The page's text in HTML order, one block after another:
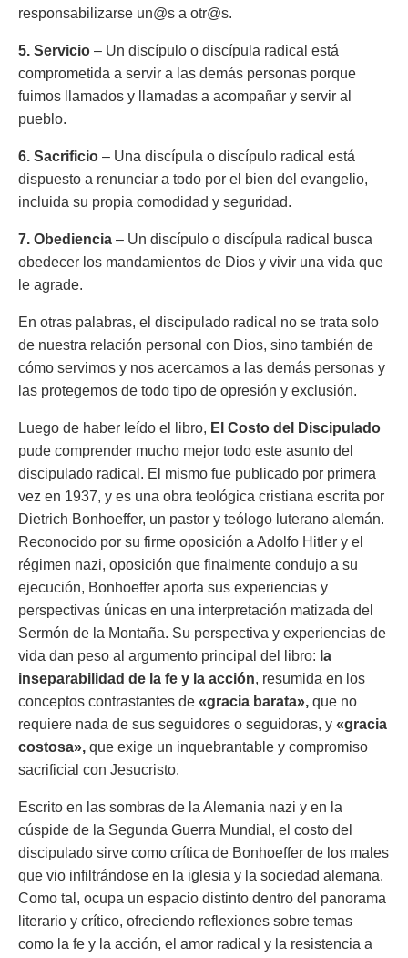
responsabilizarse un@s a otr@s.
5. Servicio – Un discípulo o discípula radical está
comprometida a servir a las demás personas porque
fuimos llamados y llamadas a acompañar y servir al
pueblo.
6. Sacrificio – Una discípula o discípulo radical está
dispuesto a renunciar a todo por el bien del evangelio,
incluida su propia comodidad y seguridad.
7. Obediencia – Un discípulo o discípula radical busca
obedecer los mandamientos de Dios y vivir una vida que
le agrade.
En otras palabras, el discipulado radical no se trata solo
de nuestra relación personal con Dios, sino también de
cómo servimos y nos acercamos a las demás personas y
las protegemos de todo tipo de opresión y exclusión.
Luego de haber leído el libro, El Costo del Discipulado
pude comprender mucho mejor todo este asunto del
discipulado radical. El mismo fue publicado por primera
vez en 1937, y es una obra teológica cristiana escrita por
Dietrich Bonhoeffer, un pastor y teólogo luterano alemán.
Reconocido por su firme oposición a Adolfo Hitler y el
régimen nazi, oposición que finalmente condujo a su
ejecución, Bonhoeffer aporta sus experiencias y
perspectivas únicas en una interpretación matizada del
Sermón de la Montaña. Su perspectiva y experiencias de
vida dan peso al argumento principal del libro: la
inseparabilidad de la fe y la acción, resumida en los
conceptos contrastantes de «gracia barata», que no
requiere nada de sus seguidores o seguidoras, y «gracia
costosa», que exige un inquebrantable y compromiso
sacrificial con Jesucristo.
Escrito en las sombras de la Alemania nazi y en la
cúspide de la Segunda Guerra Mundial, el costo del
discipulado sirve como crítica de Bonhoeffer de los males
que vio infiltrándose en la iglesia y la sociedad alemana.
Como tal, ocupa un espacio distinto dentro del panorama
literario y crítico, ofreciendo reflexiones sobre temas
como la fe y la acción, el amor radical y la resistencia a